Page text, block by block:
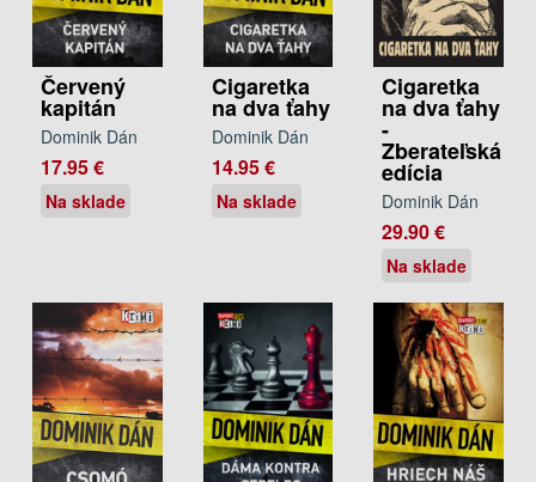
Červený
kapitán
Dominik Dán
17.95 €
Na sklade
Cigaretka
na dva ťahy
Dominik Dán
14.95 €
Na sklade
Cigaretka
na dva ťahy
-
Zberateľská
edícia
Dominik Dán
29.90 €
Na sklade